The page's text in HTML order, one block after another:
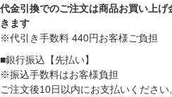
代金引換でのご注文は商品お買い上
きます
※代引き手数料 440円お客様ご負担
■銀行振込【先払い】
※振込手数料はお客様負担
ご注文後10日以内にお支払いください